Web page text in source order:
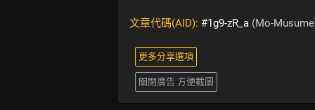
文章代碼(AID): #1g9-zR_a (Mo-
更多分享選項
關閉廣告 方便截圖